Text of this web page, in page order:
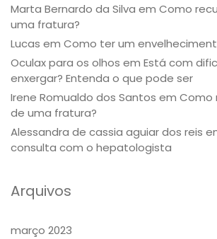
Marta Bernardo da Silva em Como
uma fratura?
Lucas em Como ter um
Oculax para os olhos em Está com
enxergar? Entenda o que pode ser
Irene Romualdo dos Santos em Como
de uma fratura?
Alessandra de cassia aguiar dos reis
consulta com o hepatologista
Arquivos
março 2023